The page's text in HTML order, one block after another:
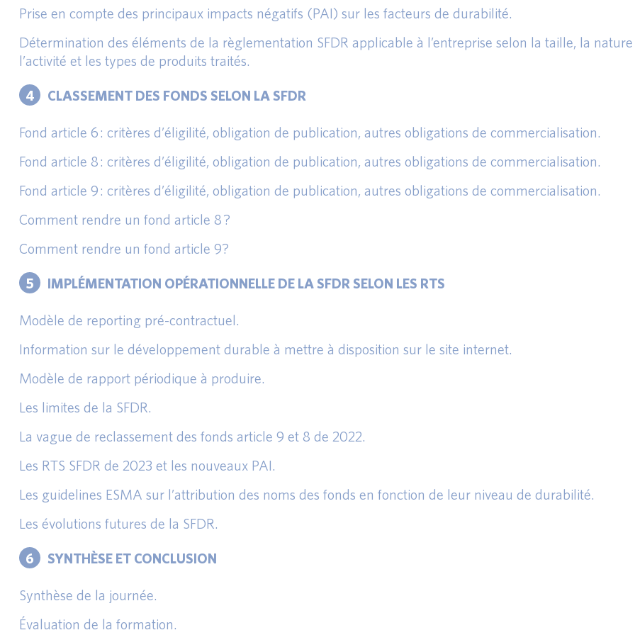
Prise en compte des principaux impacts négatifs (PAI) sur les facteurs de durabilité.
Détermination des éléments de la règlementation SFDR applicable à l’entreprise selon la taille, la
l’activité et les types de produits traités.
4 CLASSEMENT DES FONDS SELON LA SFDR
Fond article 6 : critères d’éligilité, obligation de publication, autres obligations de commercialisation.
Fond article 8 : critères d’éligilité, obligation de publication, autres obligations de commercialisation.
Fond article 9 : critères d’éligilité, obligation de publication, autres obligations de commercialisation.
Comment rendre un fond article 8 ?
Comment rendre un fond article 9?
5 IMPLÉMENTATION OPÉRATIONNELLE DE LA SFDR SELON LES RTS
Modèle de reporting pré-contractuel.
Information sur le développement durable à mettre à disposition sur le site internet.
Modèle de rapport périodique à produire.
Les limites de la SFDR.
La vague de reclassement des fonds article 9 et 8 de 2022.
Les RTS SFDR de 2023 et les nouveaux PAI.
Les guidelines ESMA sur l’attribution des noms des fonds en fonction de leur niveau de durabilité.
Les évolutions futures de la SFDR.
6 SYNTHÈSE ET CONCLUSION
Synthèse de la journée.
Évaluation de la formation.